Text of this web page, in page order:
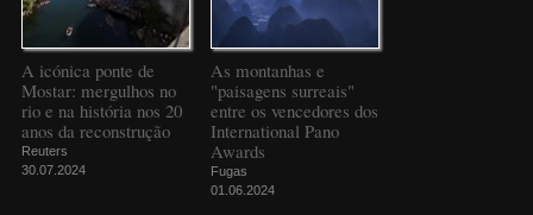
A icónica ponte de
Mostar: mergulhos no
rio e na história nos 20
anos da reconstrução
Reuters
30.07.2024
As montanhas e
"paisagens surreais"
entre os vencedores dos
International Pano
Awards
Fugas
01.06.2024